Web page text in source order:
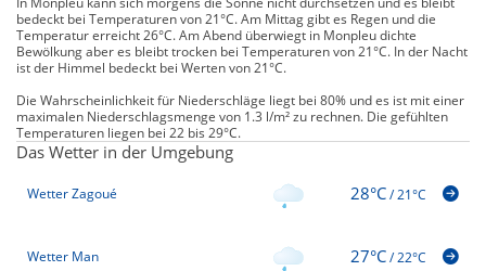
bedeckt bei Temperaturen von 21°C. Am Mittag gibt es Regen und die
Temperatur erreicht 26°C. Am Abend überwiegt in Monpleu dichte
Bewölkung aber es bleibt trocken bei Temperaturen von 21°C. In der Nacht
ist der Himmel bedeckt bei Werten von 21°C.
Die Wahrscheinlichkeit für Niederschläge liegt bei 80% und es ist mit einer
maximalen Niederschlagsmenge von 1.3 l/m² zu rechnen. Die gefühlten
Temperaturen liegen bei 22 bis 29°C.
Das Wetter in der Umgebung
Wetter Zagoué 28°C/21°C
Wetter Man 27°C/22°C